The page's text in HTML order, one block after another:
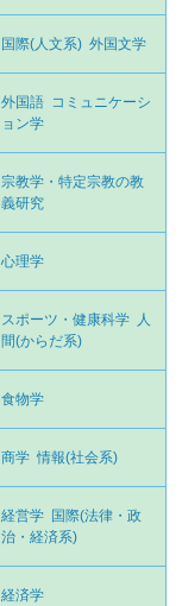
国際(人文系) 外国文学
外国語 コミュニケーシ
ョン学
宗教学・特定宗教の教
義研究
心理学
スポーツ・健康科学 人
間(からだ系)
食物学
商学 情報(社会系)
経営学 国際(法律・政
治・経済系)
経済学